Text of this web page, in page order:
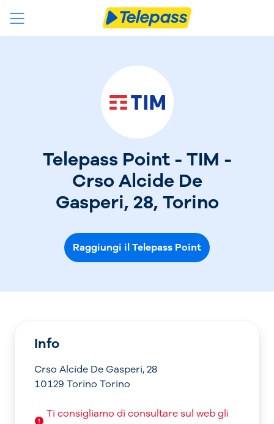
Telepass Point - TIM -
Crso Alcide De
Gasperi, 28, Torino
Raggiungi il Telepass Point
Info
Crso Alcide De Gasperi, 28
10129 Torino Torino
Ti consigliamo di consultare sul web gli